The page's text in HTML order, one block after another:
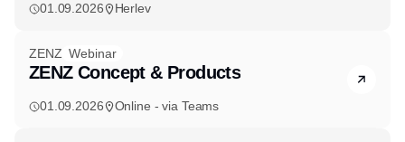
01.09.2026 Herlev
ZENZ Webinar
ZENZ Concept & Products
01.09.2026 Online - via Teams